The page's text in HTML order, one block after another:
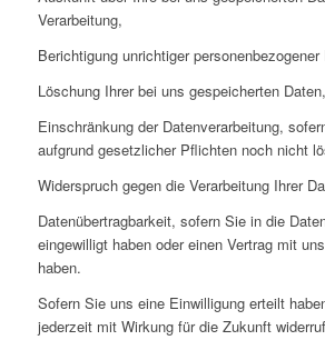
Verarbeitung,
Berichtigung unrichtiger personenbezogener
Löschung Ihrer bei uns gespeicherten Daten,
Einschränkung der Datenverarbeitung,
aufgrund gesetzlicher Pflichten noch nicht
Widerspruch gegen die Verarbeitung Ihrer
Datenübertragbarkeit, sofern Sie in die
eingewilligt haben oder einen Vertrag mit
haben.
Sofern Sie uns eine Einwilligung erteilt
jederzeit mit Wirkung für die Zukunft